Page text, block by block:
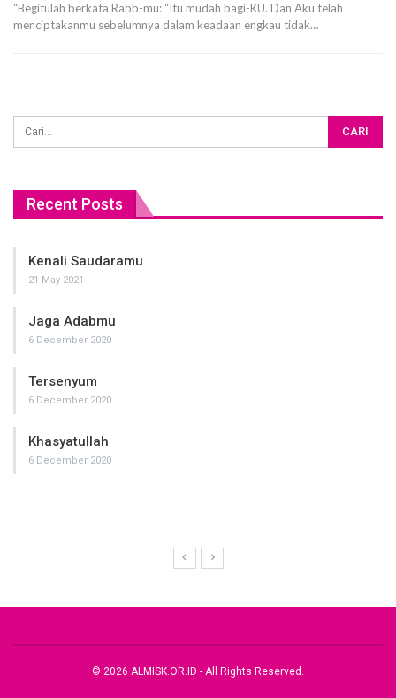
“Begitulah berkata Rabb-mu: “Itu mudah bagi-KU. Dan Aku telah
menciptakanmu sebelumnya dalam keadaan engkau tidak…
Recent Posts
Kenali Saudaramu
21 May 2021
Jaga Adabmu
6 December 2020
Tersenyum
6 December 2020
Khasyatullah
6 December 2020
© 2026 ALMISK.OR.ID - All Rights Reserved.